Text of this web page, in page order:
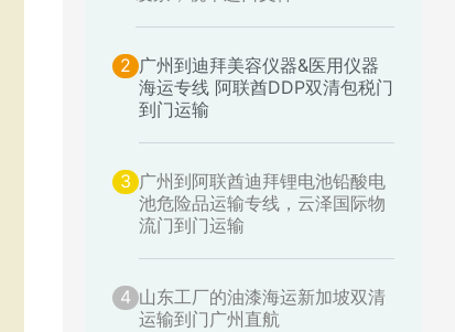
2 广州到迪拜美容仪器&医用仪器
海运专线 阿联酋DDP双清包税门
到门运输
3 广州到阿联酋迪拜锂电池铅酸电
池危险品运输专线，云泽国际物
流门到门运输
4 山东工厂的油漆海运新加坡双清
运输到门广州直航